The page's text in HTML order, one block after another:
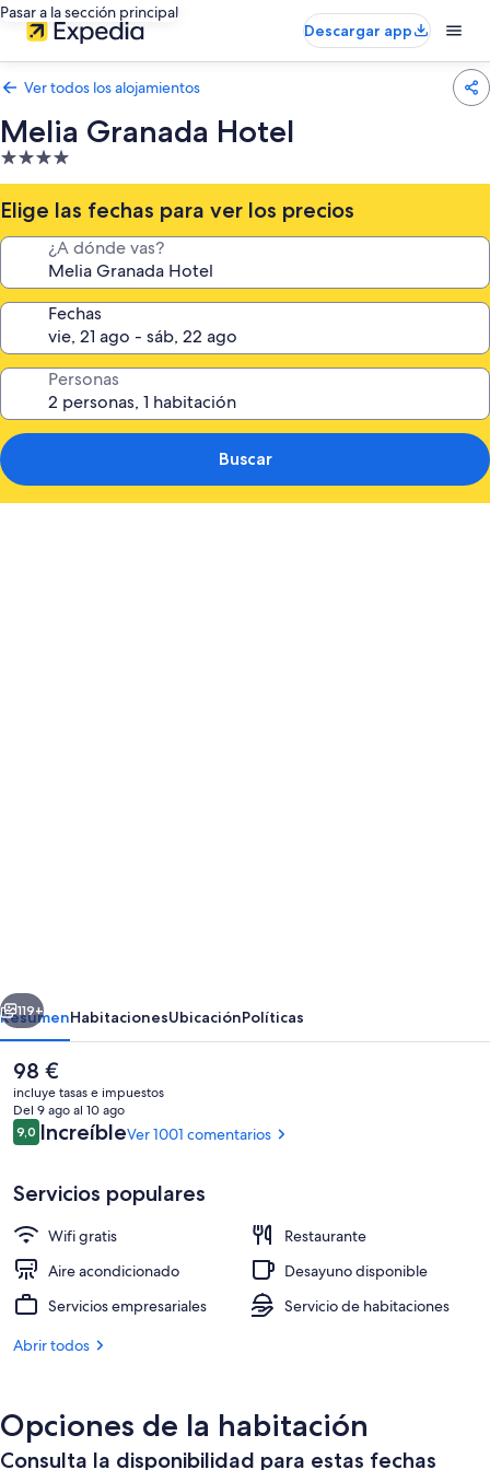
Pasar a la sección principal
Descargar app
Ver todos los alojamientos
Melia Granada Hotel
Alojamiento
de
4.0 estrellas
Elige las fechas para ver los precios
¿A dónde vas?
Fechas
Personas
Buscar
Vistas desde la habitación
Siguiente
119+
ResumenHabitacionesUbicaciónPolíticas
El
precio
actual
es
de
98 €
incluye tasas e impuestos
Del 9 ago al 10 ago
Comentarios
9,09,0 de 10
IncreíbleVer 1001 comentarios
Servicios populares
Wifi gratis
Restaurante
Aire acondicionado
Desayuno disponible
Servicios empresariales
Servicio de habitaciones
Abrir todos
Opciones de la habitación
Consulta la disponibilidad para estas fechas